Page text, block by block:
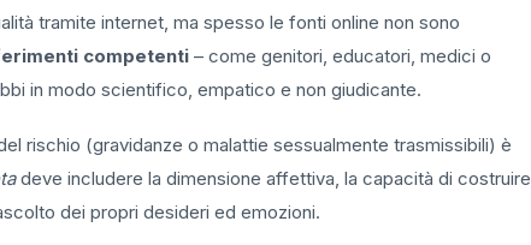
tramite internet, ma spesso le fonti online non sono
competenti – come genitori, educatori, medici o
in modo scientifico, empatico e non giudicante.
rischio (gravidanze o malattie sessualmente trasmissibili) è
deve includere la dimensione affettiva, la capacità di costruire
dei propri desideri ed emozioni.